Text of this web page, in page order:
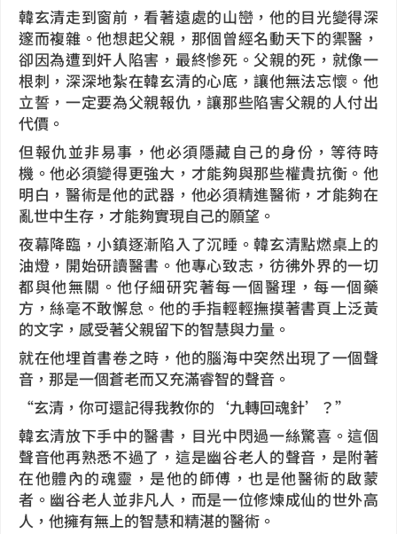
韓玄清走到窗前，看著遠處的山巒，他的目光變得深
邃而複雜。他想起父親，那個曾經名動天下的禦醫，
卻因為遭到奸人陷害，最終慘死。父親的死，就像一
根刺，深深地紮在韓玄清的心底，讓他無法忘懷。他
立誓，一定要為父親報仇，讓那些陷害父親的人付出
代價。
但報仇並非易事，他必須隱藏自己的身份，等待時
機。他必須變得更強大，才能夠與那些權貴抗衡。他
明白，醫術是他的武器，他必須精進醫術，才能夠在
亂世中生存，才能夠實現自己的願望。
夜幕降臨，小鎮逐漸陷入了沉睡。韓玄清點燃桌上的
油燈，開始研讀醫書。他專心致志，彷彿外界的一切
都與他無關。他仔細研究著每一個醫理，每一個藥
方，絲毫不敢懈怠。他的手指輕輕撫摸著書頁上泛黃
的文字，感受著父親留下的智慧與力量。
就在他埋首書卷之時，他的腦海中突然出現了一個聲
音，那是一個蒼老而又充滿睿智的聲音。
“玄清，你可還記得我教你的‘九轉回魂針’？”
韓玄清放下手中的醫書，目光中閃過一絲驚喜。這個
聲音他再熟悉不過了，這是幽谷老人的聲音，是附著
在他體內的魂靈，是他的師傅，也是他醫術的啟蒙
者。幽谷老人並非凡人，而是一位修煉成仙的世外高
人，他擁有無上的智慧和精湛的醫術。